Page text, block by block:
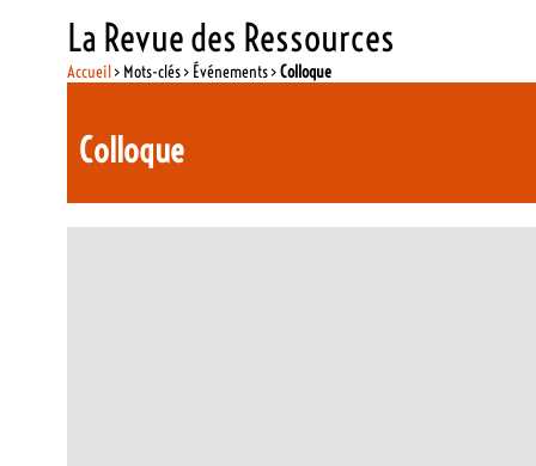
La Revue des Ressources
Accueil> Mots-clés > Événements >Colloque
Colloque